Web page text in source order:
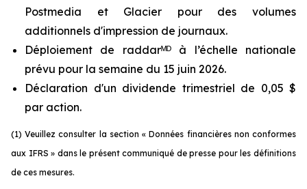
Postmedia et Glacier pour des volumes
additionnels d'impression de journaux.
Déploiement de raddarᴹᴰ à l’échelle nationale
prévu pour la semaine du 15 juin 2026.
Déclaration d'un dividende trimestriel de 0,05 $
par action.
(1) Veuillez consulter la section « Données financières non conformes
aux IFRS » dans le présent communiqué de presse pour les définitions
de ces mesures.